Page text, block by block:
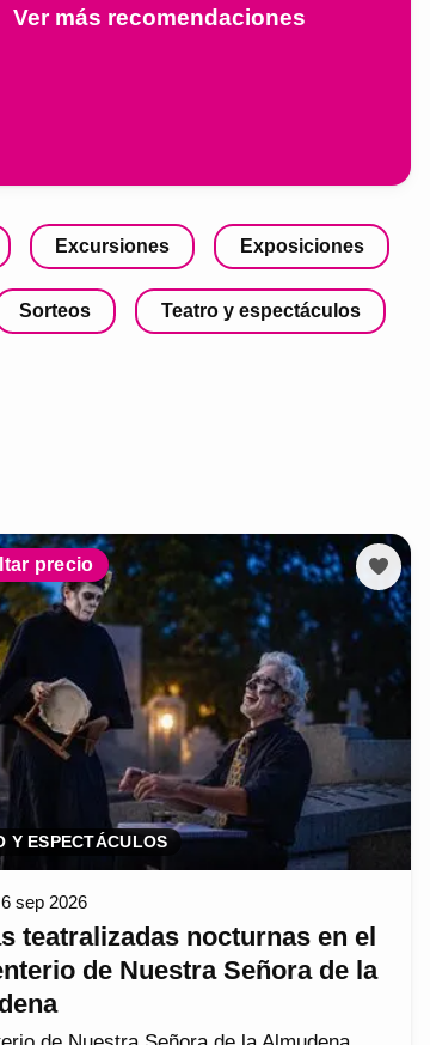
Ver más recomendaciones
Excursiones Exposiciones
Sorteos Teatro y espectáculos
precio
Y ESPECTÁCULOS
sep 2026
teatralizadas nocturnas en el
de Nuestra Señora de la